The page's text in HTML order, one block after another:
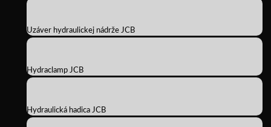
Uzáver hydraulickej nádrže JCB
Hydraclamp JCB
Hydraulická hadica JCB